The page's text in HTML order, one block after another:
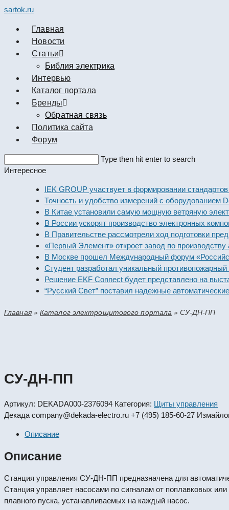
sartok.ru
Главная
Новости
Cтатьи
Библия электрика
Интервью
Каталог портала
Бренды
Обратная связь
Политика сайта
Форум
this
Type then hit enter to search
Интересное
IEK GROUP участвует в формировании стандартов
Точность и удобство измерений с оборудованием Dekraft
В Китае установили самую мощную ветряную
В России ускорят производство электронных
В Правительстве рассмотрели ход подготовки
«Первый Элемент» откроет завод по производству
В Москве прошел Международный форум «Российская
Студент разработал уникальный противопожарный
Решение EKF Connect будет представлено на
“Русский Свет” поставил надежные автоматические
Главная»Каталог электрощитового портала »СУ-ДН-ПП
СУ-ДН-ПП
Артикул: DEKADA000-2376094 Категория: Щиты управления
Декада company@dekada-electro.ru +7 (495) 185-60-27
Описание
Описание
Станция управления СУ-ДН-ПП предназначена для
Станция управляет насосами по сигналам от поплавковых
плавного пуска, устанавливаемых на каждый насос.